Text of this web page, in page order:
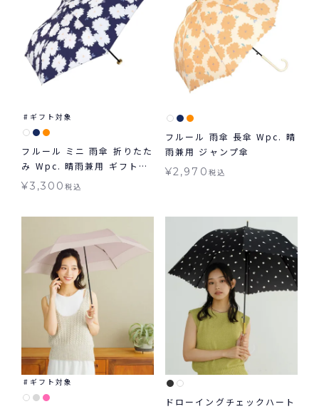
ギフト対象
フルール ミニ 雨傘 折りたた
み Wpc. 晴雨兼用 ギフト対
象
¥3,300税込
フルール 雨傘 長傘 Wpc. 晴
雨兼用 ジャンプ傘
¥2,970 税込
ギフト対象
ドローイングチェックハート